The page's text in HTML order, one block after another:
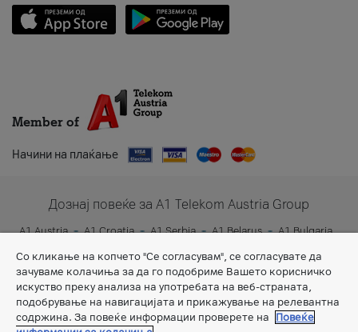
Member of
Начини на плаќање
Дознај повеќе за A1 Telekom Austria Group
A1 Austria A1 Croatia A1 Serbia A1 Belarus
A1 Bulgaria
Со кликање на копчето "Се согласувам", се согласувате да
зачуваме колачиња за да го подобриме Вашето корисничко
искуство преку анализа на употребата на веб-страната,
подобрување на навигацијата и прикажување на релевантна
содржина. За повеќе информации проверете на
Повеќе